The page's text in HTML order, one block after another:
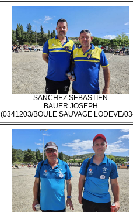
SANCHEZ SÉBASTIEN
BAUER JOSEPH
(0341203/BOULE SAUVAGE LODEVE/